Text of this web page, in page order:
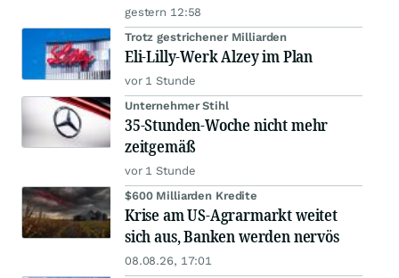
gestern 12:58
Trotz gestrichener Milliarden
Eli-Lilly-Werk Alzey im Plan
vor 1 Stunde
Unternehmer Stihl
35-Stunden-Woche nicht mehr
zeitgemäß
vor 1 Stunde
$600 Milliarden Kredite
Krise am US-Agrarmarkt weitet
sich aus, Banken werden nervös
08.08.26, 17:01